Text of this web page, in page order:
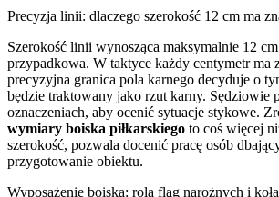
Precyzja linii: dlaczego szerokość 12 cm ma
Szerokość linii wynosząca maksymalnie 12
przypadkowa. W taktyce każdy centymetr ma
precyzyjna granica pola karnego decyduje o
będzie traktowany jako rzut karny. Sędziowie
oznaczeniach, aby ocenić sytuacje stykowe.
wymiary boiska piłkarskiego to coś więcej
szerokość, pozwala docenić pracę osób
przygotowanie obiektu.
Wyposażenie boiska: rola flag narożnych i